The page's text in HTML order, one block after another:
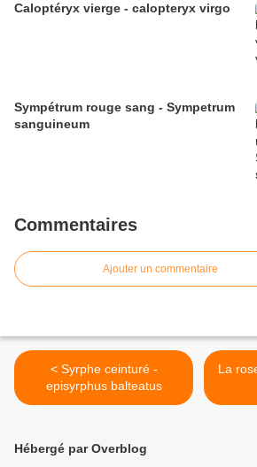
Caloptéryx vierge - calopteryx virgo
Sympétrum rouge sang - Sympetrum
sanguineum
Commentaires
Ajouter un commentaire
< Syrphe ceinturé -
episyrphus balteatus
Hébergé par Overblog